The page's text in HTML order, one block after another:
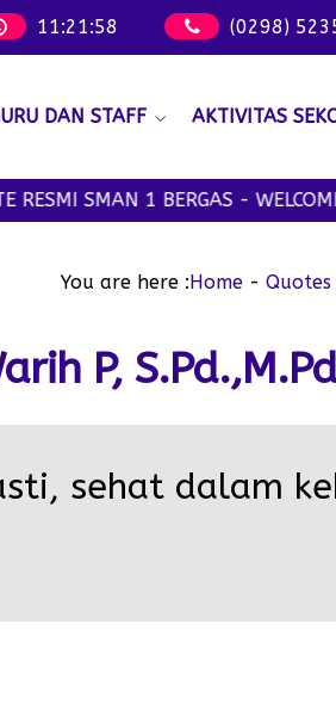
11:21:59 (0298)
DAN STAFF AKTIVITAS
SMAN 1 BERGAS -
You are here :Home-
P, S.Pd.,M.Pd
sehat dalam